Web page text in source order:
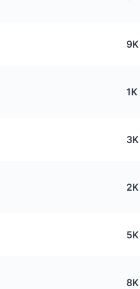
9K
1K
3K
2K
5K
8K